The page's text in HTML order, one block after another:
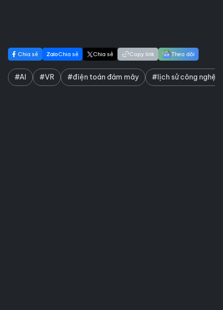
Chia sẻ Chia sẻ Chia sẻ Copy link Theo dõi
#AI #VR #điện toán đám mây #lịch sử công nghệ